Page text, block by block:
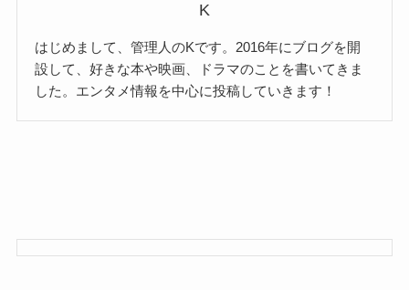
K
はじめまして、管理人のKです。2016年にブログを開
設して、好きな本や映画、ドラマのことを書いてきま
した。エンタメ情報を中心に投稿していきます！